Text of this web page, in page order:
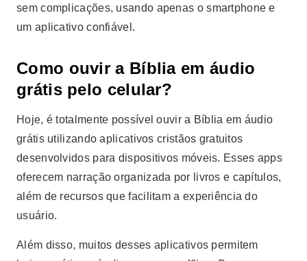
sem complicações, usando apenas o smartphone e
um aplicativo confiável.
Como ouvir a Bíblia em áudio
grátis pelo celular?
Hoje, é totalmente possível ouvir a Bíblia em áudio
grátis utilizando aplicativos cristãos gratuitos
desenvolvidos para dispositivos móveis. Esses apps
oferecem narração organizada por livros e capítulos,
além de recursos que facilitam a experiência do
usuário.
Além disso, muitos desses aplicativos permitem